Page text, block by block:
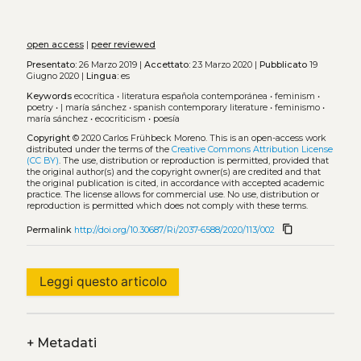
open access| peer reviewed
Presentato:26 Marzo 2019 | Accettato:23 Marzo 2020 | Pubblicato19
Giugno 2020 | Lingua:es
Keywords ecocrítica • literatura española contemporánea • feminism •
poetry• | maría sánchez• spanish contemporary literature• feminismo•
maría sánchez• ecocriticism • poesía
Copyright© 2020 Carlos Frühbeck Moreno. This is an open-access work
distributed under the terms of the Creative Commons Attribution License
(CC BY). The use, distribution or reproduction is permitted, provided that
the original author(s) and the copyright owner(s) are credited and that
the original publication is cited, in accordance with accepted academic
practice. The license allows for commercial use. No use, distribution or
reproduction is permitted which does not comply with these terms.
Permalink http://doi.org/10.30687/Ri/2037-6588/2020/113/002 content_copy
Leggi questo articolo
+Metadati